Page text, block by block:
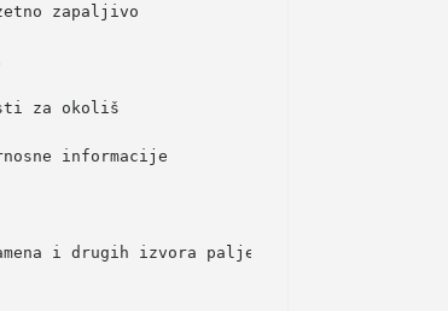
zapaljivo
za okoliš
informacije
i drugih izvora paljenja.